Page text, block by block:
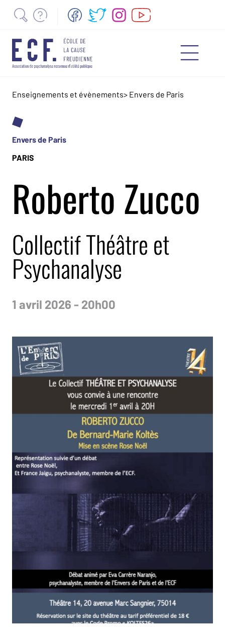
Enseignements et évènements> Envers de Paris
Envers de Paris
PARIS
Roberto Zucco
Collectif Théâtre et
Psychanalyse
1 avril 2026 - 20h00